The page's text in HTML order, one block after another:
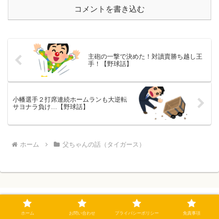
コメントを書き込む
主砲の一撃で決めた！対讀賣勝ち越し王
手！【野球話】
小幡選手２打席連続ホームランも大逆転
サヨナラ負け…【野球話】
ホーム 父ちゃんの話（タイガース）
自閉症スペクトラム＆ADHD長男の成長記録と野球
ホーム お問い合わせ プライバシーポリシー 免責事項